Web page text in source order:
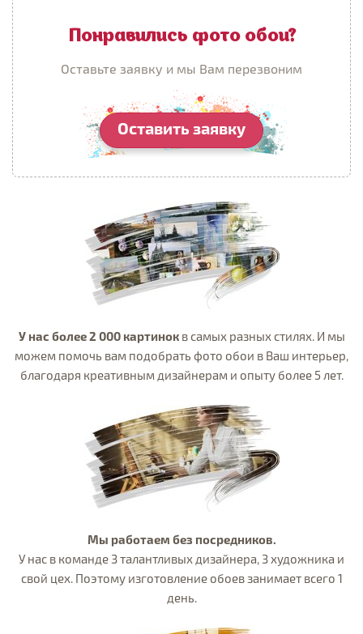
Понравились фото обои?
Оставьте заявку и мы Вам перезвоним
Оставить заявку
У нас более 2 000 картинокв самых разных стилях. И мы
можем помочь вам подобрать фото обои в Ваш интерьер,
благодаря креативным дизайнерам и опыту более 5 лет.
Мы работаем без посредников.
У нас в команде 3 талантливых дизайнера, 3 художника и
свой цех. Поэтому изготовление обоев занимает всего 1
день.